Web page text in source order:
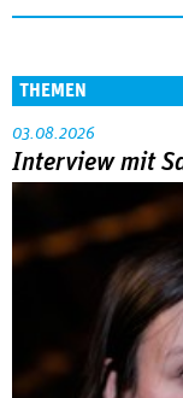
THEMEN
03.08.2026
Interview mit